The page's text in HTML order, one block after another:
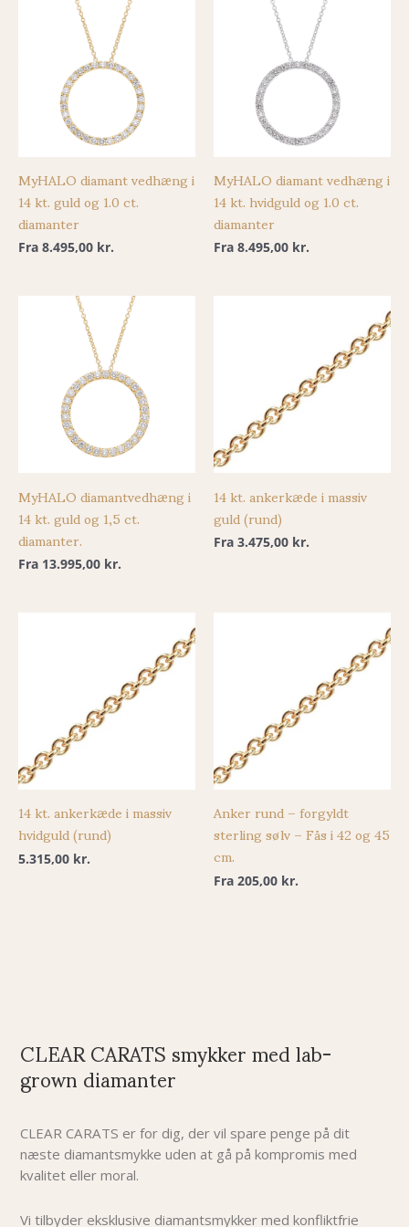
MyHALO diamant vedhæng i
14 kt. guld og 1.0 ct.
diamanter
Fra 8.495,00 kr.
MyHALO diamant vedhæng i
14 kt. hvidguld og 1.0 ct.
diamanter
Fra 8.495,00 kr.
MyHALO diamantvedhæng i
14 kt. guld og 1,5 ct.
diamanter.
Fra 13.995,00 kr.
14 kt. ankerkæde i massiv
guld (rund)
Fra 3.475,00 kr.
14 kt. ankerkæde i massiv
hvidguld (rund)
5.315,00 kr.
Anker rund – forgyldt
sterling sølv – Fås i 42 og 45
cm.
Fra 205,00 kr.
CLEAR CARATS smykker med lab-
grown diamanter
CLEAR CARATS er for dig, der vil spare penge på dit
næste diamantsmykke uden at gå på kompromis med
kvalitet eller moral.
Vi tilbyder eksklusive diamantsmykker med konfliktfrie